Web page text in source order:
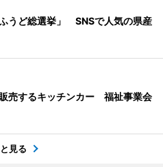
うど総選挙」 SNSで人気の県産
売するキッチンカー 福祉事業会
見る